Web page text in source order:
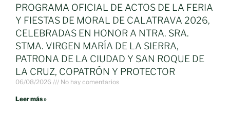
PROGRAMA OFICIAL DE ACTOS DE LA FERIA
Y FIESTAS DE MORAL DE CALATRAVA 2026,
CELEBRADAS EN HONOR A NTRA. SRA.
STMA. VIRGEN MARÍA DE LA SIERRA,
PATRONA DE LA CIUDAD Y SAN ROQUE DE
LA CRUZ, COPATRÓN Y PROTECTOR
06/08/2026 No hay comentarios
Leer más »